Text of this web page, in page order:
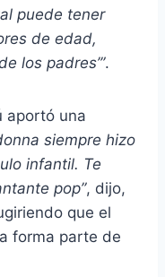
puede tener
de edad,
los padres’”.
aportó una
siempre hizo
infantil. Te
pop”, dijo,
que el
forma parte de